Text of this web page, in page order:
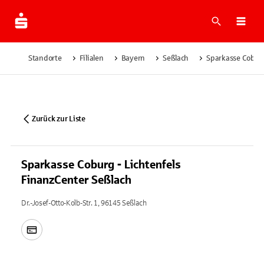
Suche
Standorte Filialen Bayern Seßlach Sparkasse
Zurück zur Liste
Sparkasse Coburg - Lichtenfels
FinanzCenter Seßlach
Dr.-Josef-Otto-Kolb-Str. 1, 96145 Seßlach